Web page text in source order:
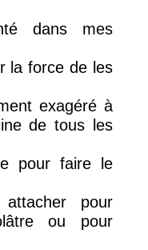
dans mes
la force de les
exagéré à
de tous les
pour faire le
pour
ou pour